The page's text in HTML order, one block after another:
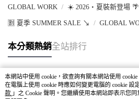
GLOBAL WORK ☀️ 2026・夏裝新登場 🌴
🈹 夏季 SUMMER SALE ↘️ GLOBAL
本分類熱銷全站排行
熱門標籤
本網站中使用 cookie，欲查詢有關本網站使用
在電腦上使用 cookie 時應如何變更電腦的 cookie 設
款 」之 Cookie 聲明。您繼續使用本網站即表示您